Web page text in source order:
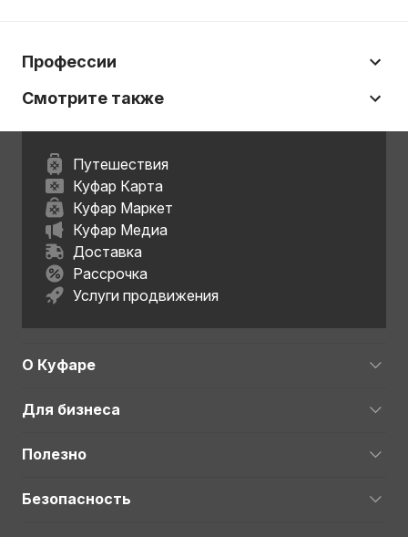
Профессии
Смотрите также
Путешествия
Куфар Карта
Куфар Маркет
Куфар Медиа
Доставка
Рассрочка
Услуги продвижения
О Куфаре
Для бизнеса
Полезно
Безопасность